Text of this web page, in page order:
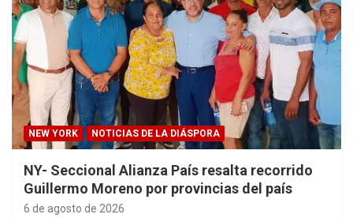
NEW YORK NOTICIAS DE LA DIÁSPORA
NY- Seccional Alianza País resalta recorrido
Guillermo Moreno por provincias del país
6 de agosto de 2026